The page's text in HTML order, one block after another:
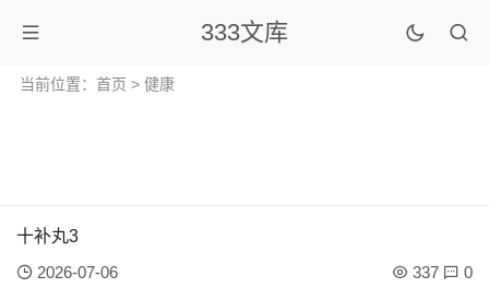
333文库
当前位置： 首页 > 健康
十补丸3
2026-07-06
337 0